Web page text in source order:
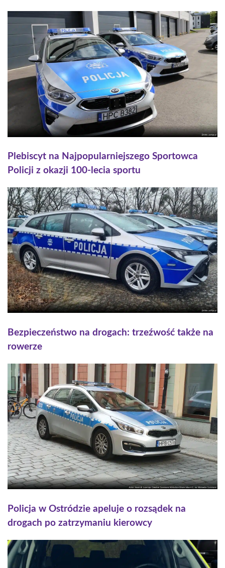
Plebiscyt na Najpopularniejszego Sportowca
Policji z okazji 100-lecia sportu
Bezpieczeństwo na drogach: trzeźwość także na
rowerze
Policja w Ostródzie apeluje o rozsądek na
drogach po zatrzymaniu kierowcy